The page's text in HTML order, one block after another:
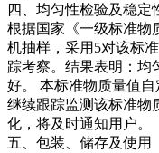
四、均匀性检验及稳定
根据国家《一级标准物
机抽样，采用5对该标
踪考察。结果表明：均
好。 本标准物质量值
继续跟踪监测该标准物
化，将及时通知用户。
五、包装、储存及使用